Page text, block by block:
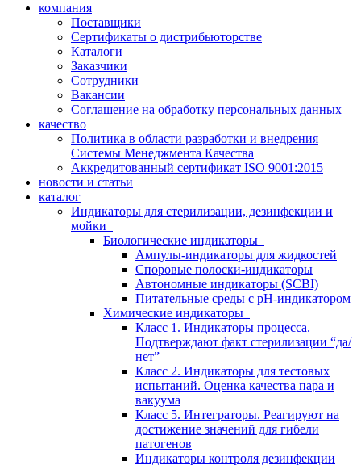
компания
Поставщики
Сертификаты о дистрибьюторстве
Каталоги
Заказчики
Сотрудники
Вакансии
Соглашение на обработку персональных данных
качество
Политика в области разработки и внедрения
Системы Менеджмента Качества
Аккредитованный сертификат ISO 9001:2015
новости и статьи
каталог
Индикаторы для стерилизации, дезинфекции и
мойки
Биологические индикаторы
Ампулы-индикаторы для жидкостей
Споровые полоски-индикаторы
Автономные индикаторы (SCBI)
Питательные среды с рН-индикатором
Химические индикаторы
Класс 1. Индикаторы процесса.
Подтверждают факт стерилизации “да/
нет”
Класс 2. Индикаторы для тестовых
испытаний. Оценка качества пара и
вакуума
Класс 5. Интеграторы. Реагируют на
достижение значений для гибели
патогенов
Индикаторы контроля дезинфекции